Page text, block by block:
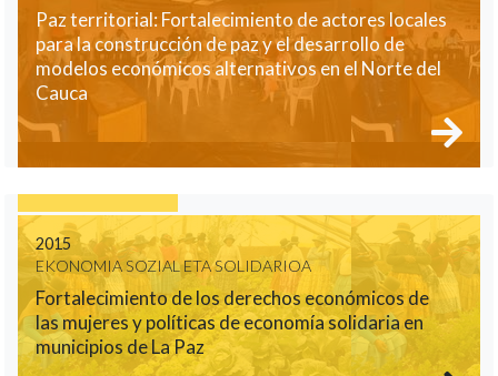
Paz territorial: Fortalecimiento de actores locales
para la construcción de paz y el desarrollo de
modelos económicos alternativos en el Norte del
Cauca
2015
EKONOMIA SOZIAL ETA SOLIDARIOA
Fortalecimiento de los derechos económicos de
las mujeres y políticas de economía solidaria en
municipios de La Paz